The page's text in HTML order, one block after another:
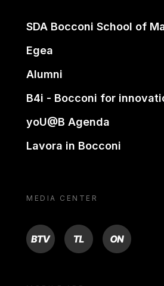
SDA Bocconi School of
Egea
Alumni
B4i - Bocconi for
yoU@B Agenda
Lavora in Bocconi
MEDIA CENTER
BTV TL ON